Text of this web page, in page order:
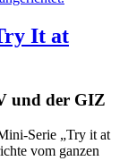
It at
und der GIZ
Serie „Try it at
vom ganzen